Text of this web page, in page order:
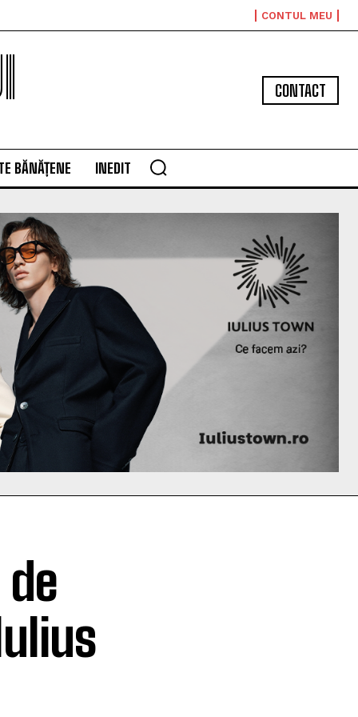
CONTUL MEU
CONTACT
BĂNĂȚENE INEDIT